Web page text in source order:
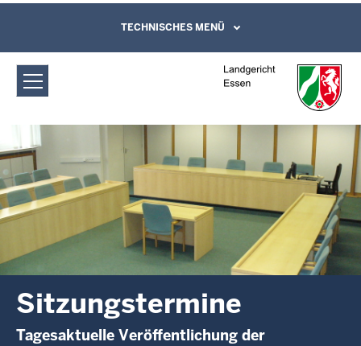
Landgericht Essen: Sitzungstermine
Direkt zum Inhalt
Leichte Sprache, Gebärdensprachenvideo
und Kontaktformular
TECHNISCHES MENÜ
Sitzungstermine
Tagesaktuelle Veröffentlichung der